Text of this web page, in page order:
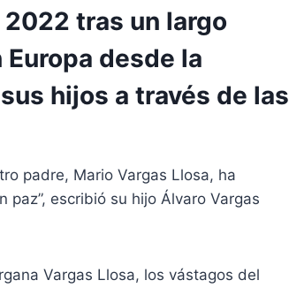
tras un largo
desde la
hijos a través de las
padre, Mario Vargas Llosa, ha
escribió su hijo Álvaro Vargas
Vargas Llosa, los vástagos del